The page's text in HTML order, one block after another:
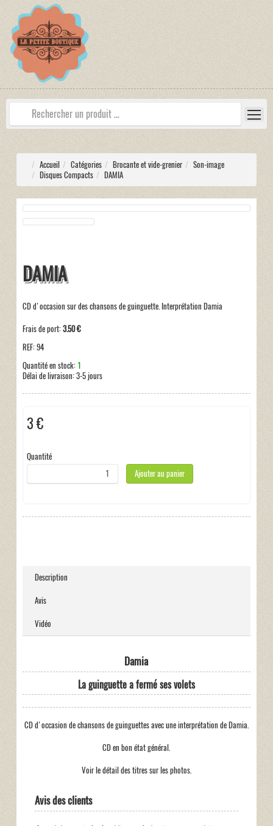
Accueil Catégories Brocante et vide-grenier
Son-image
Disques Compacts
DAMIA
DAMIA
CD d'occasion sur des chansons de guinguette. Interprétation Damia
Frais de port:3.50 €
REF:94
Quantité en stock: 1
Délai de livraison:3-5 jours
3 €
Quantité
Ajouter au panier
Description
Avis
Vidéo
Damia
La guinguette a fermé ses volets
CD d'occasion de chansons de guinguettes avec une interprétation de Damia.
CD en bon état général.
Voir le détail des titres sur les photos.
Avis des clients